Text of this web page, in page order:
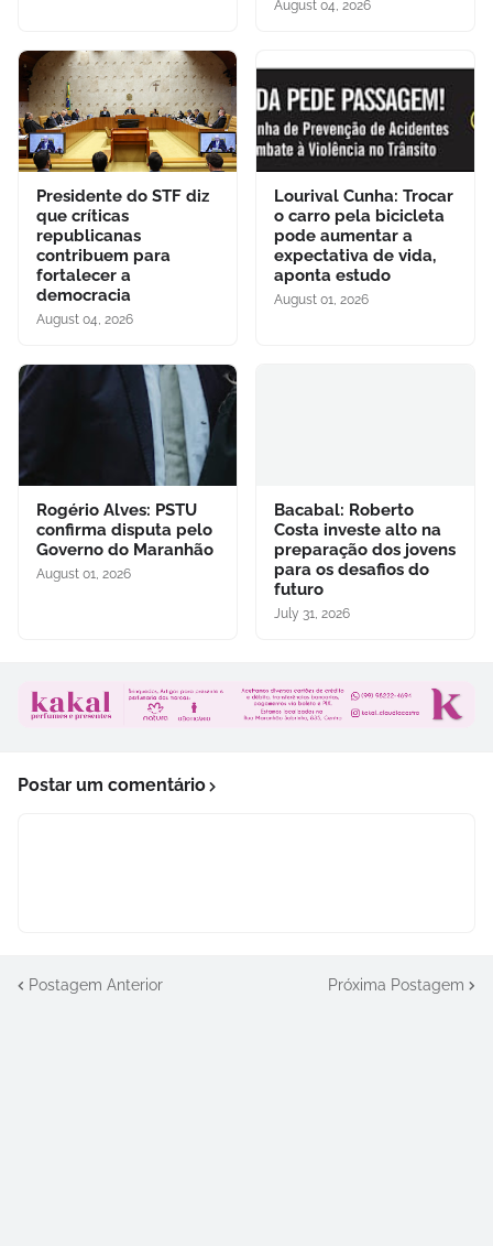
August 04, 2026
Presidente do STF diz
que críticas
republicanas
contribuem para
fortalecer a
democracia
August 04, 2026
Lourival Cunha: Trocar
o carro pela bicicleta
pode aumentar a
expectativa de vida,
aponta estudo
August 01, 2026
Rogério Alves: PSTU
confirma disputa pelo
Governo do Maranhão
August 01, 2026
Bacabal: Roberto
Costa investe alto na
preparação dos jovens
para os desafios do
futuro
July 31, 2026
Postar um comentário
Postagem Anterior Próxima Postagem